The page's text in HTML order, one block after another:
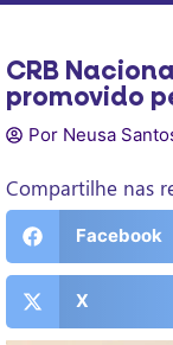
CRB
promovido
Por Neusa
Compartilhe nas
Facebook
X